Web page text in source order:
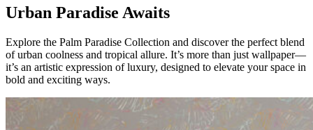
Urban Paradise Awaits
Explore the Palm Paradise Collection and discover the perfect blend
of urban coolness and tropical allure. It’s more than just wallpaper—
it’s an artistic expression of luxury, designed to elevate your space in
bold and exciting ways.